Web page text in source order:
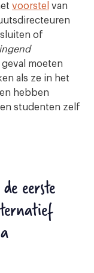
voorstel van
of
moeten
als ze in het
hebben
studenten zelf
eerste